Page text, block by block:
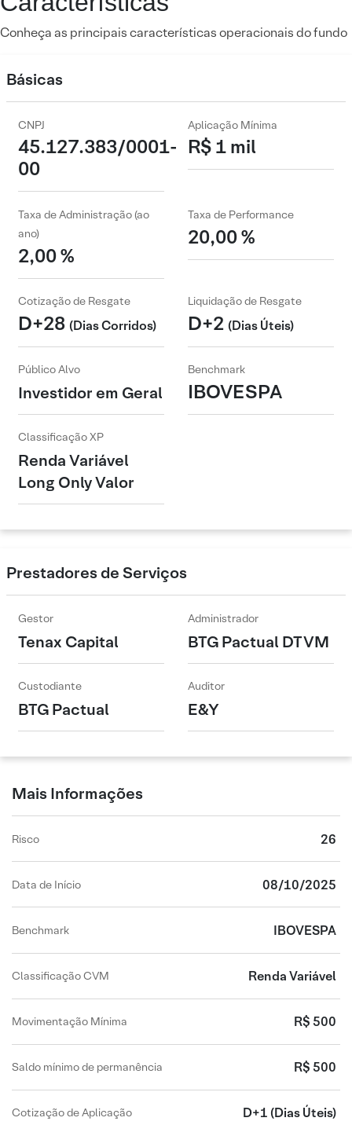
Conheça as principais características operacionais do fundo
Básicas
CNPJ
45.127.383/0001-
00
Aplicação Mínima
R$ 1 mil
Taxa de Administração (ao
ano)
2,00 %
Taxa de Performance
20,00 %
Cotização de Resgate
D+28 (Dias Corridos)
Liquidação de Resgate
D+2 (Dias Úteis)
Público Alvo
Investidor em Geral
Benchmark
IBOVESPA
Classificação XP
Renda Variável
Long Only Valor
Prestadores de Serviços
Gestor
Tenax Capital
Administrador
BTG Pactual DTVM
Custodiante
BTG Pactual
Auditor
E&Y
Mais Informações
Risco 26
Data de Início 08/10/2025
Benchmark IBOVESPA
Classificação CVM Renda Variável
Movimentação Mínima R$ 500
Saldo mínimo de permanência R$ 500
Cotização de Aplicação D+1 (Dias Úteis)